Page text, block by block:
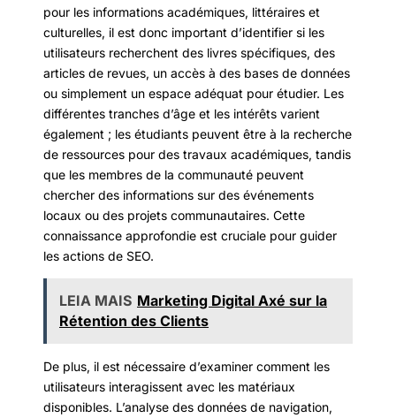
pour les informations académiques, littéraires et
culturelles, il est donc important d’identifier si les
utilisateurs recherchent des livres spécifiques, des
articles de revues, un accès à des bases de données
ou simplement un espace adéquat pour étudier. Les
différentes tranches d’âge et les intérêts varient
également ; les étudiants peuvent être à la recherche
de ressources pour des travaux académiques, tandis
que les membres de la communauté peuvent
chercher des informations sur des événements
locaux ou des projets communautaires. Cette
connaissance approfondie est cruciale pour guider
les actions de SEO.
LEIA MAIS Marketing Digital Axé sur la
Rétention des Clients
De plus, il est nécessaire d’examiner comment les
utilisateurs interagissent avec les matériaux
disponibles. L’analyse des données de navigation,